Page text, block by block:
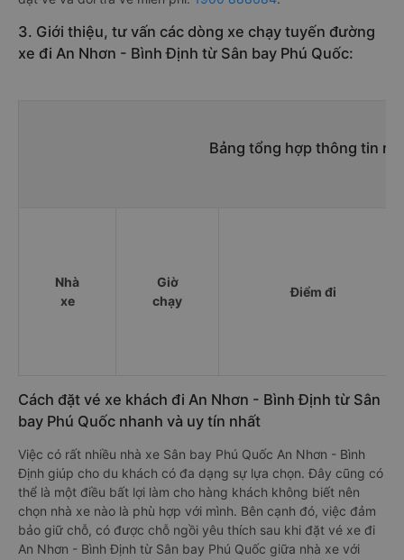
3. Giới thiệu, tư vấn các dòng xe chạy tuyến đường
xe đi An Nhơn - Bình Định từ Sân bay Phú Quốc:
Bảng tổng hợp thông tin
Nhà
xe
Giờ
chạy
Điểm đi
Cách đặt vé xe khách đi An Nhơn - Bình Định từ Sân
bay Phú Quốc nhanh và uy tín nhất
Việc có rất nhiều nhà xe Sân bay Phú Quốc An Nhơn - Bình
Định giúp cho du khách có đa dạng sự lựa chọn. Đây cũng có
thể là một điều bất lợi làm cho hàng khách không biết nên
chọn nhà xe nào là phù hợp với mình. Bên cạnh đó, việc đảm
bảo giữ chỗ, có được chỗ ngồi yêu thích sau khi đặt vé xe đi
An Nhơn - Bình Định từ Sân bay Phú Quốc giữa nhà xe với